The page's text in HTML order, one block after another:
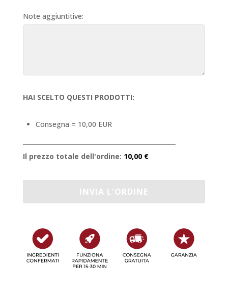
Note aggiuntitive:
HAI SCELTO QUESTI PRODOTTI:
Consegna = 10,00 EUR
Il prezzo totale dell'ordine: 10,00 €